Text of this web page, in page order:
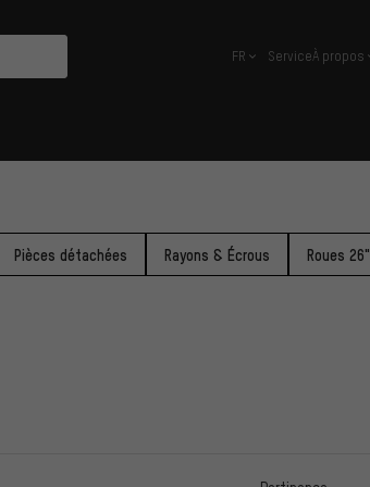
français
FR ServiceÀ propos
Pièces détachées Rayons & Écrous Roues 26"